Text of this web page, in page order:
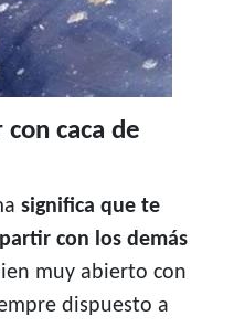
caca de
significa que te
con los demás
muy abierto con
dispuesto a